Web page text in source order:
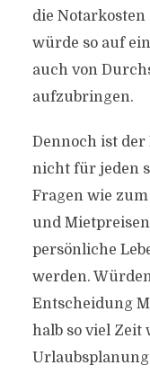
die
würde so auf
auch von
aufzubringen.
Dennoch ist
nicht für jeden
Fragen wie
und
persönliche
werden.
Entscheidung
halb so viel Zeit